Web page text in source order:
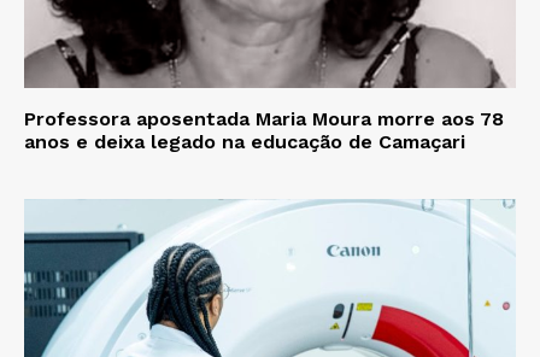
Professora aposentada Maria Moura morre aos 78
anos e deixa legado na educação de Camaçari